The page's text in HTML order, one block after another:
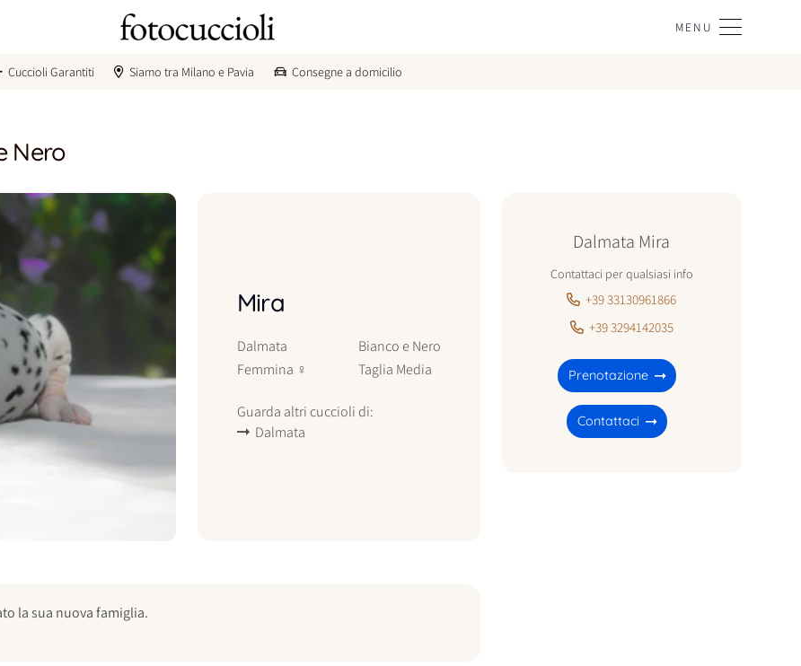
MENU
Cuccioli Garantiti Siamo tra Milano e Pavia Consegne a domicilio
Nero
Mira
Dalmata
Femmina ♀
Bianco e Nero
Taglia Media
Guarda altri cuccioli di:
Dalmata
la sua nuova famiglia.
Dalmata Mira
Contattaci per qualsiasi info
+39 33130961866
+39 3294142035
Prenotazione
Contattaci